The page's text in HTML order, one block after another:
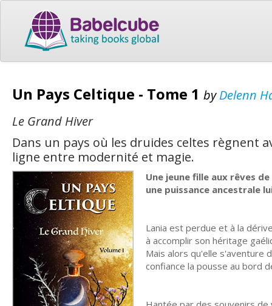
Un Pays Celtique - Tome 1 byDelenn
Le Grand Hiver
Dans un pays où les druides celtes règnent
ligne entre modernité et magie.
Une jeune fille aux rêves
une puissance ancestrale
Lania est perdue et à la
à accomplir son héritage
Mais alors qu'elle s'aventure
confiance la pousse au bord